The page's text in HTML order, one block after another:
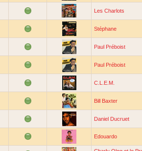
Les Charlots
Stéphane
Paul Préboist
Paul Préboist
C.L.E.M.
Bill Baxter
Daniel Ducruet
Edouardo